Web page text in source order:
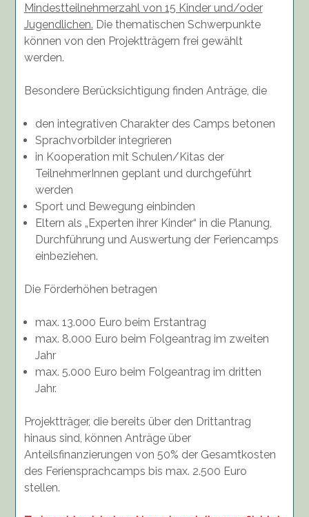
Mindestteilnehmerzahl von 15 Kinder und/oder
Jugendlichen. Die thematischen Schwerpunkte
können von den Projektträgern frei gewählt
werden.
Besondere Berücksichtigung finden Anträge, die
den integrativen Charakter des Camps betonen
Sprachvorbilder integrieren
in Kooperation mit Schulen/Kitas der
TeilnehmerInnen geplant und durchgeführt
werden
Sport und Bewegung einbinden
Eltern als „Experten ihrer Kinder“ in die Planung,
Durchführung und Auswertung der Feriencamps
einbeziehen.
Die Förderhöhen betragen
max. 13.000 Euro beim Erstantrag
max. 8.000 Euro beim Folgeantrag im zweiten
Jahr
max. 5.000 Euro beim Folgeantrag im dritten
Jahr.
Projektträger, die bereits über den Drittantrag
hinaus sind, können Anträge über
Anteilsfinanzierungen von 50% der Gesamtkosten
des Feriensprachcamps bis max. 2.500 Euro
stellen.